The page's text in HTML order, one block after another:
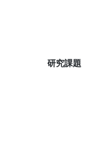
研究課題